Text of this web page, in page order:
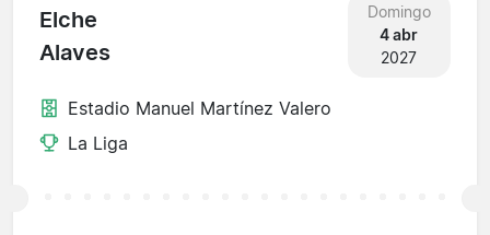
Elche
Alaves
Domingo
4 abr
2027
Estadio Manuel Martínez Valero
La Liga